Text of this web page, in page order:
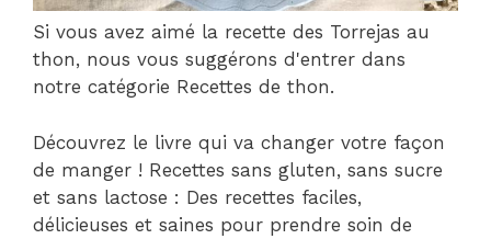
Si vous avez aimé la recette des Torrejas au
thon, nous vous suggérons d'entrer dans
notre catégorie Recettes de thon.
Découvrez le livre qui va changer votre façon
de manger ! Recettes sans gluten, sans sucre
et sans lactose : Des recettes faciles,
délicieuses et saines pour prendre soin de